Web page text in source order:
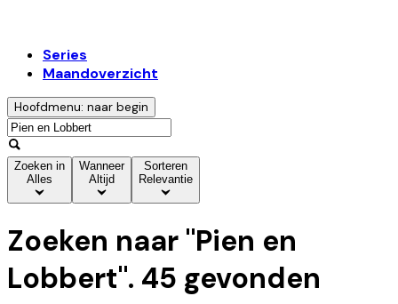
Series
Maandoverzicht
Hoofdmenu: naar begin
Zoeken in
Alles
Wanneer
Altijd
Sorteren
Relevantie
Zoeken naar "Pien en
Lobbert". 45 gevonden